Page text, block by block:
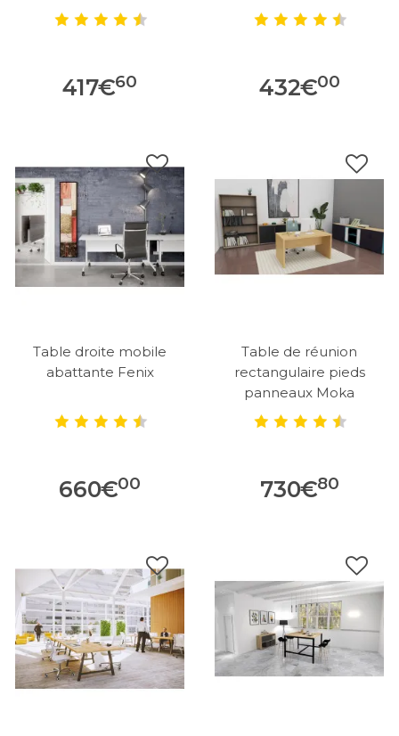
417€60 432€00
Table droite mobile
abattante Fenix
660€00
Table de réunion
rectangulaire pieds
panneaux Moka
730€80